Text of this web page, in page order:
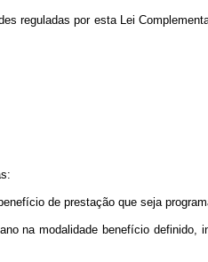
reguladas por esta Lei
de prestação que seja
na modalidade benefício definido,